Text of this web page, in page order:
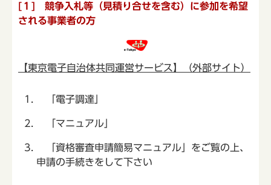
[１] 競争入札等（見積り合せを含む）に参加を希望
される事業者の方
【東京電子自治体共同運営サービス】（外部サイト）
「電子調達」
「マニュアル」
「資格審査申請簡易マニュアル」をご覧の上、
申請の手続きをして下さい